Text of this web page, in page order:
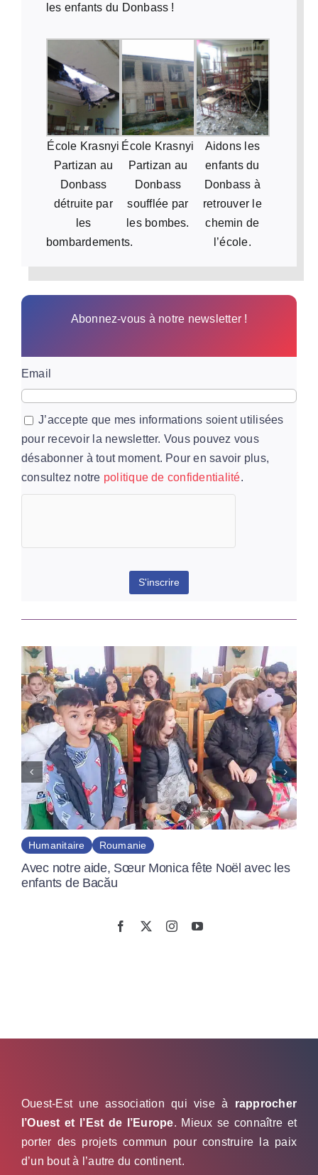
les enfants du Donbass !
École Krasnyi
Partizan au
Donbass
détruite par
les
bombardements.
École Krasnyi
Partizan au
Donbass
soufflée par
les bombes.
Aidons les
enfants du
Donbass à
retrouver le
chemin de
l’école.
Abonnez-vous à notre newsletter !
Email
J’accepte que mes informations soient utilisées
pour recevoir la newsletter. Vous pouvez vous
désabonner à tout moment. Pour en savoir plus,
consultez notre politique de confidentialité.
Humanitaire Roumanie
Avec notre aide, Sœur Monica fête Noël avec les
enfants de Bacău
Ouest-Est une association qui vise à rapprocher
l’Ouest et l’Est de l’Europe. Mieux se connaître et
porter des projets commun pour construire la paix
d’un bout à l’autre du continent.